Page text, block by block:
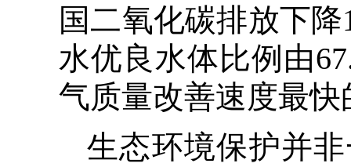
国二氧化碳排放下
水优良水体比例由
气质量改善速度最快
生态环境保护并